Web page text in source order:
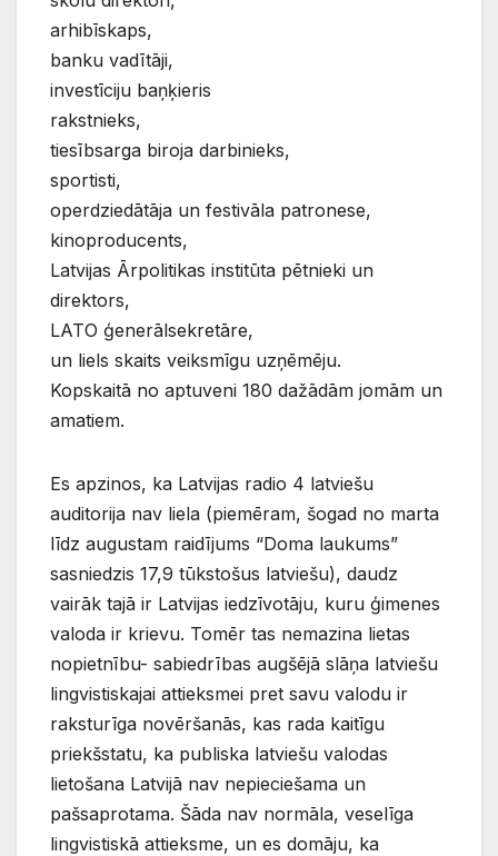
arhibīskaps,
banku vadītāji,
investīciju baņķieris
rakstnieks,
tiesībsarga biroja darbinieks,
sportisti,
operdziedātāja un festivāla patronese,
kinoproducents,
Latvijas Ārpolitikas institūta pētnieki un
direktors,
LATO ģenerālsekretāre,
un liels skaits veiksmīgu uzņēmēju.
Kopskaitā no aptuveni 180 dažādām jomām un
amatiem.
Es apzinos, ka Latvijas radio 4 latviešu
auditorija nav liela (piemēram, šogad no marta
līdz augustam raidījums “Doma laukums”
sasniedzis 17,9 tūkstošus latviešu), daudz
vairāk tajā ir Latvijas iedzīvotāju, kuru ģimenes
valoda ir krievu. Tomēr tas nemazina lietas
nopietnību- sabiedrības augšējā slāņa latviešu
lingvistiskajai attieksmei pret savu valodu ir
raksturīga novēršanās, kas rada kaitīgu
priekšstatu, ka publiska latviešu valodas
lietošana Latvijā nav nepieciešama un
pašsaprotama. Šāda nav normāla, veselīga
lingvistiskā attieksme, un es domāju, ka